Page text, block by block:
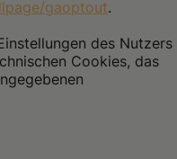
gaoptout.
des Nutzers
Cookies, das